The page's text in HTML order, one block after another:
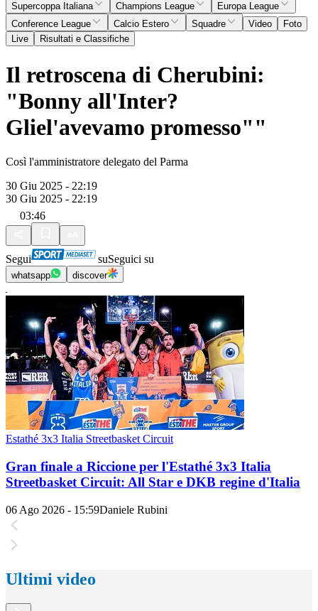
Supercoppa Italiana
Champions League
Europa League
Conference League
Calcio Estero Squadre Video
Foto
Live
Risultati e Classifiche
Il retroscena di Cherubini:
"Bonny all'Inter?
Gliel'avevamo promesso""
Così l'amministratore delegato del Parma
30 Giu 2025 - 22:19
30 Giu 2025 - 22:19
03:46
Segui suSeguici su
whatsapp discover
Estathé 3x3 Italia Streetbasket Circuit
Gran finale a Riccione per l'Estathé 3x3 Italia
Streetbasket Circuit: All Star e DKB regine d'Italia
06 Ago 2026 - 15:59Daniele Rubini
Ultimi video